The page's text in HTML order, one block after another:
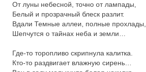
От луны небесной, точно от лампады,
Белый и прозрачный блеск разлит.
Вдали Темные аллеи, полные прохлады,
Шепчутся о тайнах неба и земли…
Где-то торопливо скрипнула калитка.
Кто-то раздвигает влажную сирень…